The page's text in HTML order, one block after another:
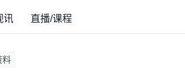
讯 直播/课程
料